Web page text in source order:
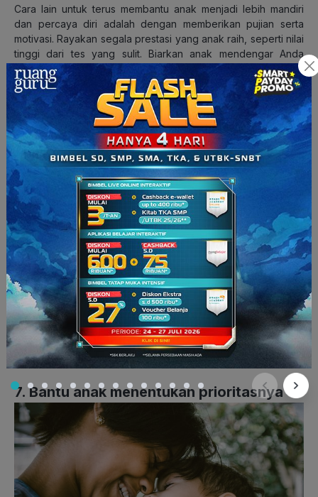
Cara lain untuk terus membantu anak menjadi lebih mandiri
dan percaya diri adalah dengan memberikan pujian serta
motivasi. Rayakan segala prestasi yang anak raih, seperti nilai
tinggi dari tes yang sulit. Biarkan anak mendengar Anda
memuji mereka di depan temannya atau keluarga. Anak akan
merasa tersanjung saat dirinya dipuji dan memacu
semangatnya untuk berusaha lebih baik lagi. Berikan juga
motivasi seperti, “Kalau PR kamu sudah selesai, ayo kita
makan di restoran kesukaanmu”.
6. Jangan langsung memberikan jawaban
Seperti yang sudah dijelaskan, PR adalah cara untuk mencari
tahu pemahaman anak mengenai pelajaran di kelas. Jika anak
terlihat kebingungan, jangan langsung memberikan jawaban
atau cara menjawab soal kepada anak. Respon kebingungan
anak dengan pertanyaan yang membuatnya berpikir seperti,
“Apa saja yang guru jelaskan tadi di kelas? Kira-kira bisa
dipakai untuk menyelesaikan soal ini tidak?”. Cara ini akan
membuat anak berusaha mencari tahu jawaban sendiri dan
tidak bergantung pada orang lain. Ingat, jangan memarahi
atau membentak anak jika ia kesulitan saat mengerjakan PR.
7. Bantu anak menentukan prioritasnya